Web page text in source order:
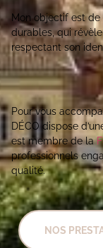
Mon objectif est
durables, qui
respectant son
Pour vous
DÉCO dispose
est membre de la
professionnels
qualité.
NOS